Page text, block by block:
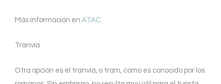
Más información en ATAC.
Tranvía
Otra opción es el tranvía, o tram, como es conocido por los